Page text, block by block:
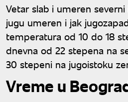
Vetar slab i umeren
jugu umeren i jak
temperatura od 10 do 18
dnevna od 22 stepena na
30 stepeni na jugoistoku
Vreme u